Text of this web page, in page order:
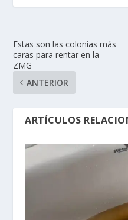
Estas son las colonias más
caras para rentar en la
ZMG
ANTERIOR
ARTÍCULOS